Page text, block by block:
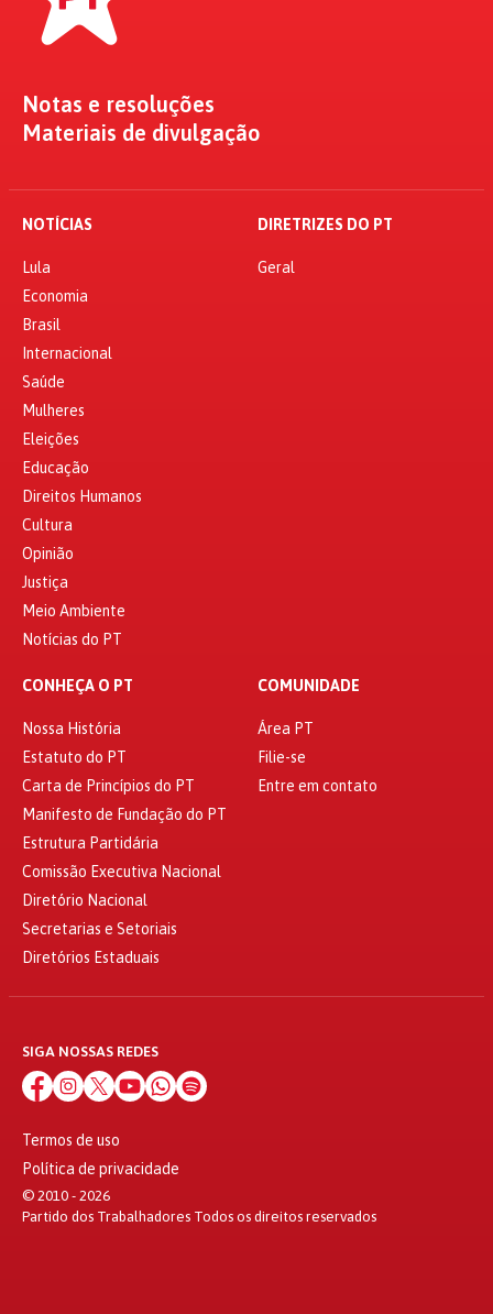
Notas e resoluções
Materiais de divulgação
NOTÍCIAS
Lula
Economia
Brasil
Internacional
Saúde
Mulheres
Eleições
Educação
Direitos Humanos
Cultura
Opinião
Justiça
Meio Ambiente
Notícias do PT
DIRETRIZES DO PT
Geral
CONHEÇA O PT
Nossa História
Estatuto do PT
Carta de Princípios do PT
Manifesto de Fundação do PT
Estrutura Partidária
Comissão Executiva Nacional
Diretório Nacional
Secretarias e Setoriais
Diretórios Estaduais
COMUNIDADE
Área PT
Filie-se
Entre em contato
SIGA NOSSAS REDES
Termos de uso
Política de privacidade
© 2010 - 2026
Partido dos Trabalhadores Todos os direitos reservados